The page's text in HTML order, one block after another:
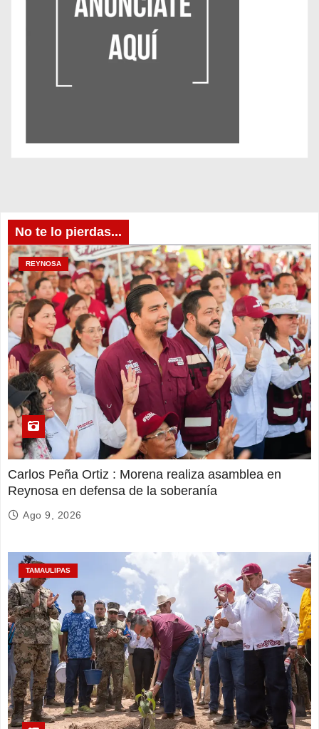
No te lo pierdas...
REYNOSA
Carlos Peña Ortiz : Morena realiza asamblea en
Reynosa en defensa de la soberanía
Ago 9, 2026
TAMAULIPAS